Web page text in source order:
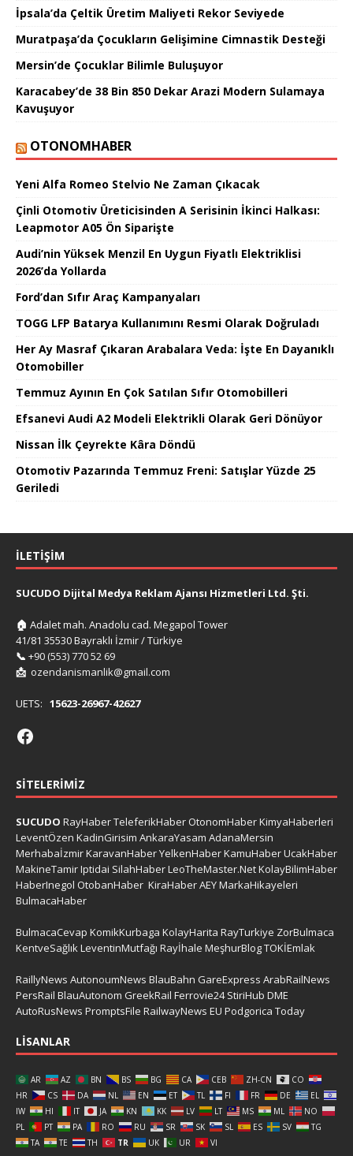
İpsala’da Çeltik Üretim Maliyeti Rekor Seviyede
Muratpaşa’da Çocukların Gelişimine Cimnastik Desteği
Mersin’de Çocuklar Bilimle Buluşuyor
Karacabey’de 38 Bin 850 Dekar Arazi Modern Sulamaya
Kavuşuyor
OTONOMHABER
Yeni Alfa Romeo Stelvio Ne Zaman Çıkacak
Çinli Otomotiv Üreticisinden A Serisinin İkinci Halkası:
Leapmotor A05 Ön Siparişte
Audi’nin Yüksek Menzil En Uygun Fiyatlı Elektriklisi
2026’da Yollarda
Ford’dan Sıfır Araç Kampanyaları
TOGG LFP Batarya Kullanımını Resmi Olarak Doğruladı
Her Ay Masraf Çıkaran Arabalara Veda: İşte En Dayanıklı
Otomobiller
Temmuz Ayının En Çok Satılan Sıfır Otomobilleri
Efsanevi Audi A2 Modeli Elektrikli Olarak Geri Dönüyor
Nissan İlk Çeyrekte Kâra Döndü
Otomotiv Pazarında Temmuz Freni: Satışlar Yüzde 25
Geriledi
İLETIŞIM
SUCUDO Dijital Medya Reklam Ajansı Hizmetleri Ltd. Şti.
🏠 Adalet mah. Anadolu cad. Megapol Tower
41/81 35530 Bayraklı İzmir / Türkiye
📞 +90 (553) 770 52 69
📩 ozendanismanlik@gmail.com
UETS: 15623-26967-42627
SITELERIMIZ
SUCUDO RayHaberTeleferikHaber OtonomHaberKimyaHaberleri
LeventÖzen KadinGirisim AnkaraYasam AdanaMersin
MerhabaİzmirKaravanHaberYelkenHaberKamuHaberUcakHaber
MakineTamirIptidai SilahHaberLeoTheMaster.NetKolayBilimHaber
HaberInegol OtobanHaber KiraHaberAEYMarkaHikayeleri
BulmacaHaber
BulmacaCevap KomikKurbaga KolayHarita RayTurkiye ZorBulmaca
KentveSağlıkLeventinMutfağı Rayİhale MeşhurBlogTOKİEmlak
RaillyNews AutonoumNews BlauBahn GareExpress ArabRailNews
PersRail BlauAutonom GreekRail Ferrovie24 StiriHub DME
AutoRusNews PromptsFile RailwayNews EU Podgorica Today
LISANLAR
AR AZ BN BS BG CA CEB ZH-CN
CO
HR
CS DA NL EN ET TL FI FR DE
EL
IW
HI IT JA KN KK LV LT MS ML
NO
PL
PT PA RO RU SR SK SL ES SV
TG
TA
TE TH TR UK UR VI